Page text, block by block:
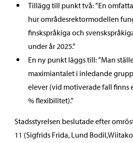
Tillägg till punkt två: ”En
hur områdesrektormodellen
finskspråkiga och
under år 2025.”
En ny punkt läggs till: ”Man
maximiantalet i inledande
elever (vid motiverade fall finns
% flexibilitet).”
Stadsstyrelsen beslutade efter
11 (Sigfrids Frida, Lund